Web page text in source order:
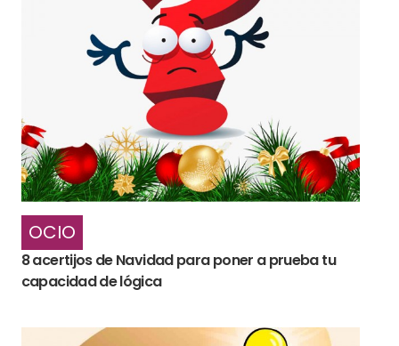
OCIO
8 acertijos de Navidad para poner a prueba tu
capacidad de lógica